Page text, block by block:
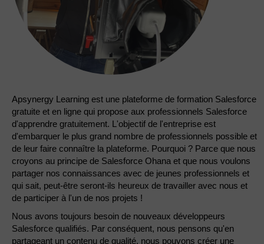
Apsynergy Learning est une plateforme de formation Salesforce
gratuite et en ligne qui propose aux professionnels Salesforce
d'apprendre gratuitement. L'objectif de l'entreprise est
d'embarquer le plus grand nombre de professionnels possible et
de leur faire connaître la plateforme. Pourquoi ? Parce que nous
croyons au principe de Salesforce Ohana et que nous voulons
partager nos connaissances avec de jeunes professionnels et
qui sait, peut-être seront-ils heureux de travailler avec nous et
de participer à l'un de nos projets !
Nous avons toujours besoin de nouveaux développeurs
Salesforce qualifiés. Par conséquent, nous pensons qu'en
partageant un contenu de qualité, nous pouvons créer une